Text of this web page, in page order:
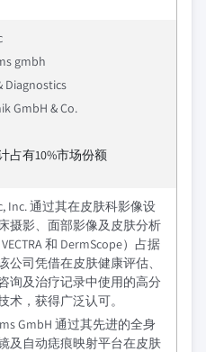
gmbh
Diagnostics
GmbH & Co.
占有10%市场份额
Inc. 通过其在皮肤科影像设
摄影、面部影像及皮肤分析
和 DermScope）占据
公司凭借在皮肤健康评估、
询及治疗记录中使用的高分
术，获得广泛认可。
GmbH 通过其先进的全身
及自动痣痕映射平台在皮肤